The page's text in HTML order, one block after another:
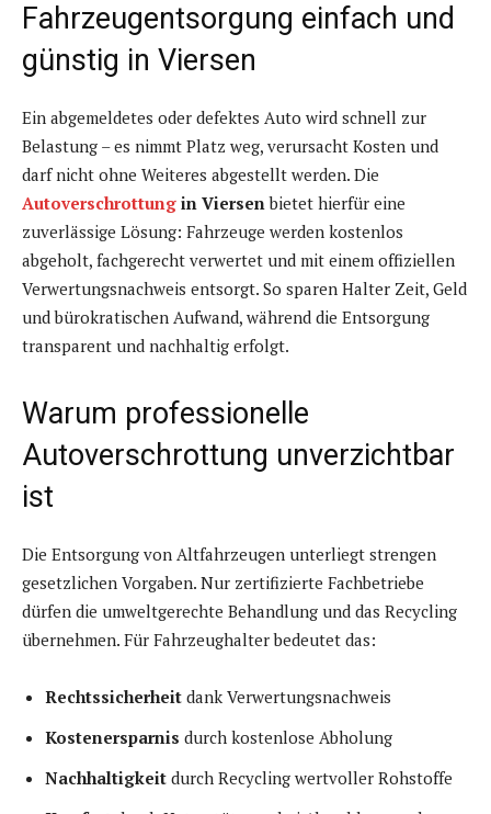
Fahrzeugentsorgung einfach und
günstig in Viersen
Ein abgemeldetes oder defektes Auto wird schnell zur
Belastung – es nimmt Platz weg, verursacht Kosten und
darf nicht ohne Weiteres abgestellt werden. Die
Autoverschrottung in Viersenbietet hierfür eine
zuverlässige Lösung: Fahrzeuge werden kostenlos
abgeholt, fachgerecht verwertet und mit einem offiziellen
Verwertungsnachweis entsorgt. So sparen Halter Zeit, Geld
und bürokratischen Aufwand, während die Entsorgung
transparent und nachhaltig erfolgt.
Warum professionelle
Autoverschrottung unverzichtbar
ist
Die Entsorgung von Altfahrzeugen unterliegt strengen
gesetzlichen Vorgaben. Nur zertifizierte Fachbetriebe
dürfen die umweltgerechte Behandlung und das Recycling
übernehmen. Für Fahrzeughalter bedeutet das:
Rechtssicherheit dank Verwertungsnachweis
Kostenersparnis durch kostenlose Abholung
Nachhaltigkeit durch Recycling wertvoller Rohstoffe